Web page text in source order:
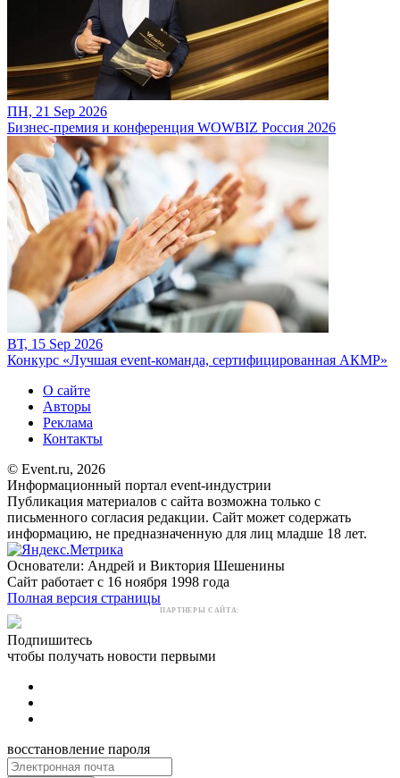
ПН, 21 Sep 2026
Бизнес-премия и конференция WOWBIZ Россия 2026
ВТ, 15 Sep 2026
Конкурс «Лучшая event-команда, сертифицированная АКМР»
О сайте
Авторы
Реклама
Контакты
© Event.ru, 2026
Информационный портал event-индустрии
Публикация материалов с сайта возможна только с
письменного согласия редакции. Сайт может содержать
информацию, не предназначенную для лиц младше 18 лет.
Основатели: Андрей и Виктория Шешенины
Сайт работает с 16 ноября 1998 года
Полная версия страницы
ПАРТНЕРЫ САЙТА:
Подпишитесь
чтобы получать новости первыми
восстановление пароля